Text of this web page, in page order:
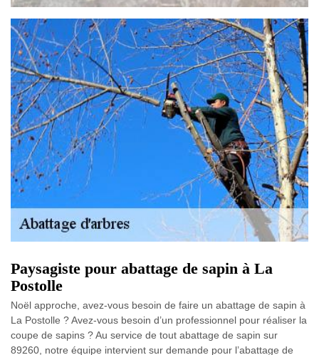
Paysagiste pour abattage de sapin à La
Postolle
Noël approche, avez-vous besoin de faire un abattage de sapin à
La Postolle ? Avez-vous besoin d’un professionnel pour réaliser la
coupe de sapins ? Au service de tout abattage de sapin sur
89260, notre équipe intervient sur demande pour l’abattage de